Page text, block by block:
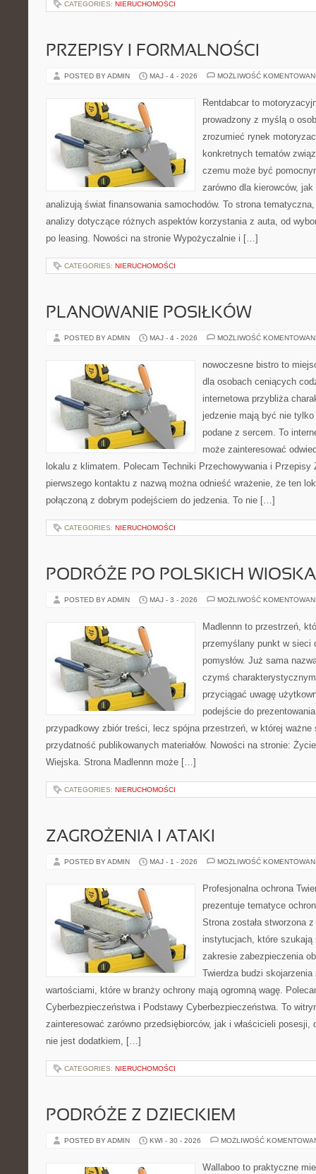
CATEGORIES: NIERUCHOMOŚCI
PRZEPISY I FORMALNOŚCI
POSTED BY ADMIN MAJ - 4 - 2026 MOŻLIWOŚĆ
Rentdabcar to
prowadzony z myślą o
zrozumieć rynek
konkretnych tematów
czemu może być
zarówno dla kierowców,
analizują świat finansowania samochodów. To strona
analizy dotyczące różnych aspektów korzystania z auta, od
po leasing. Nowości na stronie Wypożyczalnie i […]
CATEGORIES: NIERUCHOMOŚCI
PLANOWANIE POSIŁKÓW
POSTED BY ADMIN MAJ - 4 - 2026 MOŻLIWOŚĆ
nowoczesne bistro to
dla osobach ceniących
internetowa przybliża
jedzenie mają być nie
podane z sercem. To
może zainteresować
lokalu z klimatem. Polecam Techniki Przechowywania i Przepisy
pierwszego kontaktu z nazwą można odnieść wrażenie, że ten
połączoną z dobrym podejściem do jedzenia. To nie […]
CATEGORIES: NIERUCHOMOŚCI
PODRÓŻE PO POLSKICH
POSTED BY ADMIN MAJ - 3 - 2026 MOŻLIWOŚĆ
Madlennn to przestrzeń,
przemyślany punkt w sieci
pomysłów. Już sama
czymś
przyciągać uwagę
podejście do
przypadkowy zbiór treści, lecz spójna przestrzeń, w której
przydatność publikowanych materiałów. Nowości na stronie:
Wiejska. Strona Madlennn może […]
CATEGORIES: NIERUCHOMOŚCI
ZAGROŻENIA I ATAKI
POSTED BY ADMIN MAJ - 1 - 2026 MOŻLIWOŚĆ
Profesjonalna ochrona
prezentuje tematyce
Strona została stworzona
instytucjach, które szukają
zakresie zabezpieczenia
Twierdza budzi
wartościami, które w branży ochrony mają ogromną wagę.
Cyberbezpieczeństwa i Podstawy Cyberbezpieczeństwa. To
zainteresować zarówno przedsiębiorców, jak i właścicieli
nie jest dodatkiem, […]
CATEGORIES: NIERUCHOMOŚCI
PODRÓŻE Z DZIECKIEM
POSTED BY ADMIN KWI - 30 - 2026 MOŻLIWOŚĆ
Wallaboo to praktyczne